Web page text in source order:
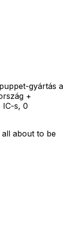
gyártás a
+
IC-s, 0
about to be